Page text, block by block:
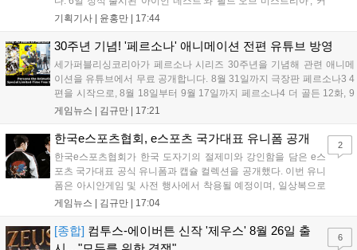
세어 코브'가 호평받고 있습니다. 한편, 7일 출시된 '마블 투혼'은
다. 유비소프트의 '고스트리콘: 와일드랜드'는 7년 만의 대규모 업
데이트 '라스트 라이츠'와 함께 95% 할인 중입니다....
기획기사 | 윤홍만 17:44
30주년 기념! '페르소나' 애니메이션 전편 유튜브 방영
세가퍼블리싱코리아가 페르소나 시리즈 30주년을 기념해 관련 애니메
이션을 유튜브에서 무료 공개합니다. 8월 31일까지 극장판 페르소나3 4
편을 시작으로, 8월 18일부터 9월 17일까지 페르소나4 더 골든 12화, 9
월 15일부터 10월 14일까지 페르소나5 시리즈가 순차 공개됩니다. 또한
영상 및 대형 전광판에 소개될 예정입니다....
게임뉴스 | 김규만 17:21
한국e스포츠협회, e스포츠 국가대표 유니폼 공개
한국e스포츠협회가 한국 도자기의 절제미와 강인함을 담은 e스
포츠 국가대표 공식 유니폼과 캡슐 컬렉션을 공개했다. 이번 유니
폼은 아시안게임 및 사전 행사에서 착용될 예정이며, 일상복으로
구성된 컬렉션은 오는 8월 28일부터 골스튜디오 공식 홈페이지
서는 대회 규정에 따라 별도의 유니폼을 착용할 계획이다....
게임뉴스 | 김규만 17:04
2
[종합] 컴투스-에이버튼 신작 '제우스' 8월 26일 출
6